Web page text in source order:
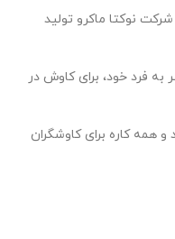
نوکتا ماکرو تولید
فرد خود، برای کاوش در
و همه کاره برای کاوشگران